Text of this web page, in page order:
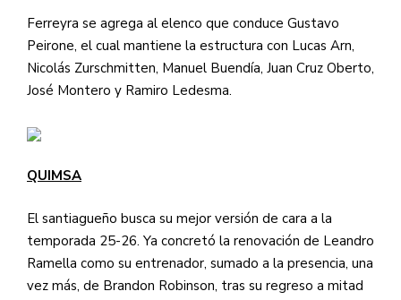
Ferreyra se agrega al elenco que conduce Gustavo
Peirone, el cual mantiene la estructura con Lucas Arn,
Nicolás Zurschmitten, Manuel Buendía, Juan Cruz Oberto,
José Montero y Ramiro Ledesma.
QUIMSA
El santiagueño busca su mejor versión de cara a la
temporada 25-26. Ya concretó la renovación de Leandro
Ramella como su entrenador, sumado a la presencia, una
vez más, de Brandon Robinson, tras su regreso a mitad